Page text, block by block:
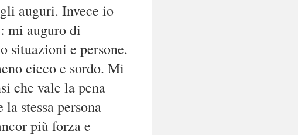
auguri. Invece io
mi auguro di
situazioni e persone.
cieco e sordo. Mi
che vale la pena
stessa persona
più forza e